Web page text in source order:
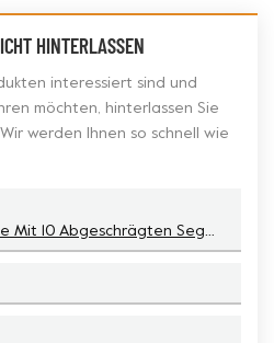
HINTERLASSEN
interessiert sind und
möchten, hinterlassen Sie
werden Ihnen so schnell wie
Redi-Lock-Schleifscheibe Mit 10 Abgeschrägten Segmenten Für Terrco-Bodenschleifmaschinen